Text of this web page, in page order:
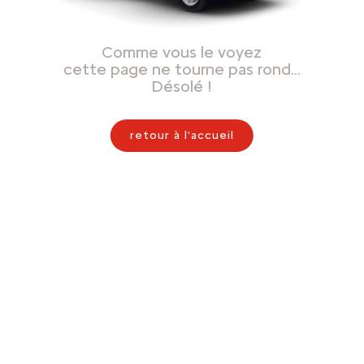
Comme vous le voyez
cette page ne tourne pas rond…
Désolé !
retour à l'accueil